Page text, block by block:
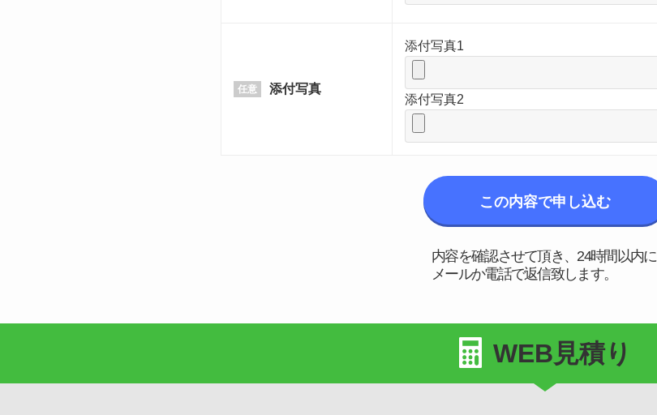
任意 添付写真
添付写真1
添付写真2
内容を確認させて頂き、24時間以内に
メールか電話で返信致します。
WEB見積り